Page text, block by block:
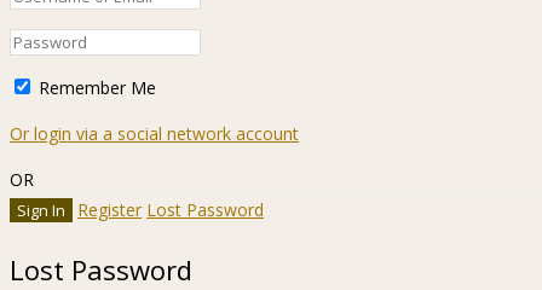
Remember Me
Or login via a social network account
OR
Register Lost Password
Lost Password